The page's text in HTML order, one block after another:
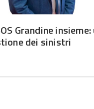
Grandine
dei sinistri